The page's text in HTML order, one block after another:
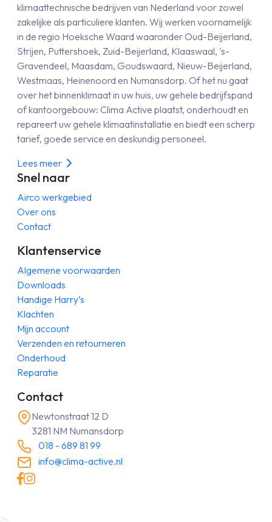
klimaattechnische bedrijven van Nederland voor zowel
zakelijke als particuliere klanten. Wij werken voornamelijk
in de regio Hoeksche Waard waaronder Oud-Beijerland,
Strijen, Puttershoek, Zuid-Beijerland, Klaaswaal, 's-
Gravendeel, Maasdam, Goudswaard, Nieuw-Beijerland,
Westmaas, Heinenoord en Numansdorp. Of het nu gaat
over het binnenklimaat in uw huis, uw gehele bedrijfspand
of kantoorgebouw: Clima Active plaatst, onderhoudt en
repareert uw gehele klimaatinstallatie en biedt een scherp
tarief, goede service en deskundig personeel.
Lees meer
Snel naar
Airco werkgebied
Over ons
Contact
Klantenservice
Algemene voorwaarden
Downloads
Handige Harry’s
Klachten
Mijn account
Verzenden en retourneren
Onderhoud
Reparatie
Contact
Newtonstraat 12 D
3281 NM Numansdorp
018 - 689 81 99
info@clima-active.nl